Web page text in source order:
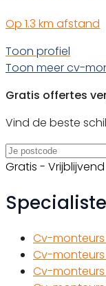
Op 1.3 km afstand
Toon profiel
Toon meer cv-
Gratis offertes
Vind de beste
Gratis - Vrijblijvend
Cv-monteurs
Cv-
Cv-